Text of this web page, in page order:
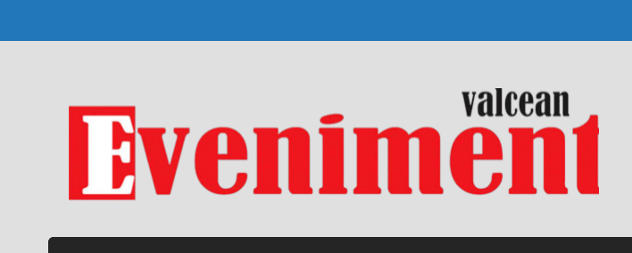
Eveniment Valcean